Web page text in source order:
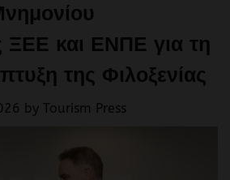
ΞΕΕ και ΕΝΠΕ για τη
της Φιλοξενίας
by Tourism Press